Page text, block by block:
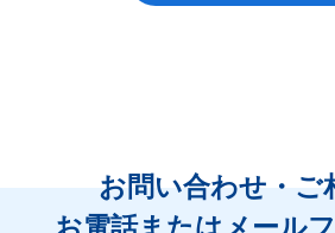
お問い合わせ・ご